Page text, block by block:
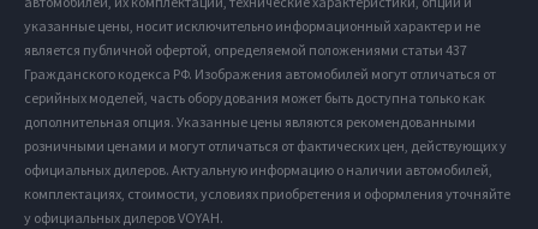
указанные цены, носит исключительно информационный характер и не
является публичной офертой, определяемой положениями статьи 437
Гражданского кодекса РФ. Изображения автомобилей могут отличаться от
серийных моделей, часть оборудования может быть доступна только как
дополнительная опция. Указанные цены являются рекомендованными
розничными ценами и могут отличаться от фактических цен, действующих у
официальных дилеров. Актуальную информацию о наличии автомобилей,
комплектациях, стоимости, условиях приобретения и оформления уточняйте
у официальных дилеров VOYAH.